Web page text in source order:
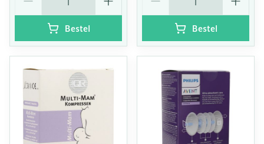
Bestel Bestel